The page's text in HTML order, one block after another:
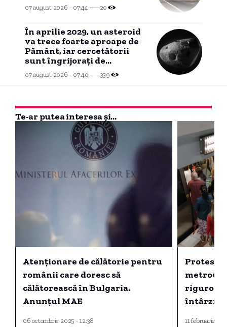
07 august 2026 - 07:44 20
În aprilie 2029, un asteroid
va trece foarte aproape de
Pământ, iar cercetătorii
sunt îngrijorați de
posibilele consecințe.
07 august 2026 - 07:40 339
Te-ar putea interesa și...
Atenționare de călătorie pentru
românii care doresc să
călătorească în Bulgaria.
Anunțul MAE
06 octombrie 2025 - 12:38
Protest
metrou:
întârzie.
11 februarie